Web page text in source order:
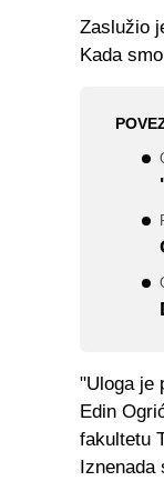
Zaslužio
Kada
"Uloga je
Edin
fakultetu
Iznenada